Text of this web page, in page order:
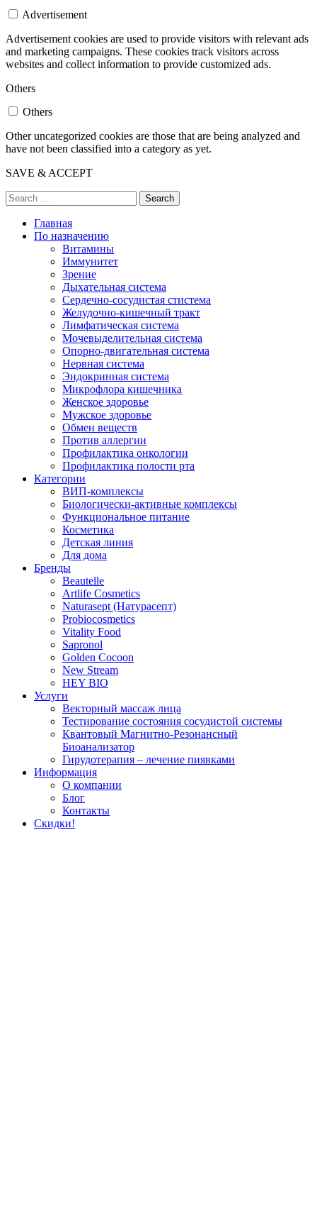
Advertisement
Advertisement cookies are used to provide visitors with relevant ads
and marketing campaigns. These cookies track visitors across
websites and collect information to provide customized ads.
Others
Others
Other uncategorized cookies are those that are being analyzed and
have not been classified into a category as yet.
SAVE & ACCEPT
Search
Главная
По назначению
Витамины
Иммунитет
Зрение
Дыхательная система
Сердечно-сосудистая стистема
Желудочно-кишечный тракт
Лимфатическая система
Мочевыделительная система
Опорно-двигательная система
Нервная система
Эндокринная система
Микрофлора кишечника
Женское здоровье
Мужское здоровье
Обмен веществ
Против аллергии
Профилактика онкологии
Профилактика полости рта
Категории
ВИП-комплексы
Биологически-активные комплексы
Функциональное питание
Косметика
Детская линия
Для дома
Бренды
Beautelle
Artlife Cosmetics
Naturasept (Натурасепт)
Probiocosmetics
Vitality Food
Sapronol
Golden Cocoon
New Stream
HEY BIO
Услуги
Векторный массаж лица
Тестирование состояния сосудистой системы
Квантовый Магнитно-Резонансный
Биоанализатор
Гирудотерапия – лечение пиявками
Информация
О компании
Блог
Контакты
Скидки!